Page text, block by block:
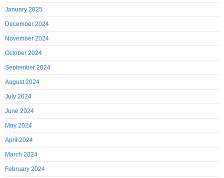
January 2025
December 2024
November 2024
October 2024
September 2024
August 2024
July 2024
June 2024
May 2024
April 2024
March 2024
February 2024